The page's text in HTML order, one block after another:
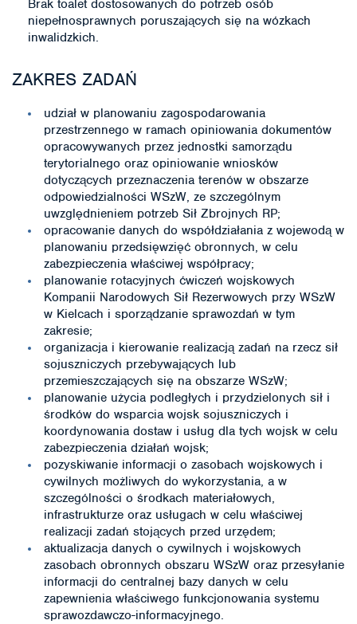
Brak toalet dostosowanych do potrzeb osób
niepełnosprawnych poruszających się na wózkach
inwalidzkich.
ZAKRES ZADAŃ
udział w planowaniu zagospodarowania
przestrzennego w ramach opiniowania dokumentów
opracowywanych przez jednostki samorządu
terytorialnego oraz opiniowanie wniosków
dotyczących przeznaczenia terenów w obszarze
odpowiedzialności WSzW, ze szczególnym
uwzględnieniem potrzeb Sił Zbrojnych RP;
opracowanie danych do współdziałania z wojewodą w
planowaniu przedsięwzięć obronnych, w celu
zabezpieczenia właściwej współpracy;
planowanie rotacyjnych ćwiczeń wojskowych
Kompanii Narodowych Sił Rezerwowych przy WSzW
w Kielcach i sporządzanie sprawozdań w tym
zakresie;
organizacja i kierowanie realizacją zadań na rzecz sił
sojuszniczych przebywających lub
przemieszczających się na obszarze WSzW;
planowanie użycia podległych i przydzielonych sił i
środków do wsparcia wojsk sojuszniczych i
koordynowania dostaw i usług dla tych wojsk w celu
zabezpieczenia działań wojsk;
pozyskiwanie informacji o zasobach wojskowych i
cywilnych możliwych do wykorzystania, a w
szczególności o środkach materiałowych,
infrastrukturze oraz usługach w celu właściwej
realizacji zadań stojących przed urzędem;
aktualizacja danych o cywilnych i wojskowych
zasobach obronnych obszaru WSzW oraz przesyłanie
informacji do centralnej bazy danych w celu
zapewnienia właściwego funkcjonowania systemu
sprawozdawczo-informacyjnego.